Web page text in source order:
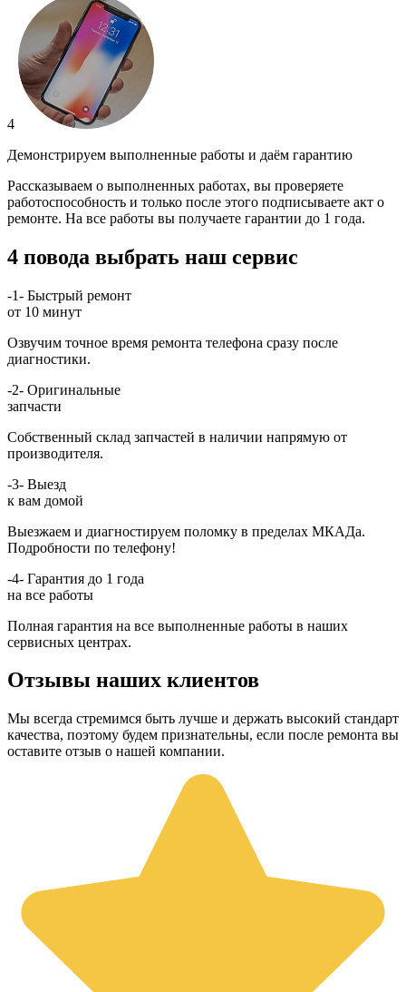
4
Демонстрируем выполненные работы и даём гарантию
Рассказываем о выполненных работах, вы проверяете
работоспособность и только после этого подписываете акт о
ремонте. На все работы вы получаете гарантии до 1 года.
4 повода выбрать наш сервис
-1- Быстрый ремонт
от 10 минут
Озвучим точное время ремонта телефона сразу после
диагностики.
-2- Оригинальные
запчасти
Собственный склад запчастей в наличии напрямую от
производителя.
-3- Выезд
к вам домой
Выезжаем и диагностируем поломку в пределах МКАДа.
Подробности по телефону!
-4- Гарантия до 1 года
на все работы
Полная гарантия на все выполненные работы в наших
сервисных центрах.
Отзывы наших клиентов
Мы всегда стремимся быть лучше и держать высокий стандарт
качества, поэтому будем признательны, если после ремонта вы
оставите отзыв о нашей компании.